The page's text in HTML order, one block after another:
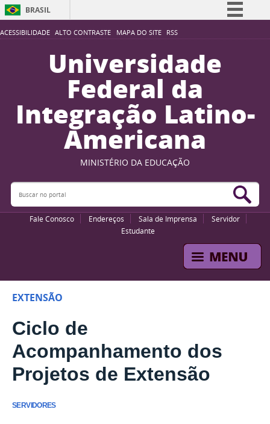
ACESSIBILIDADE ALTO CONTRASTE MAPA DO SITE RSS
BRASIL
Simplifique!
Participe
Acesso à informação
Legislação
Canais
Universidade
Federal da
Integração Latino-
Americana
MINISTÉRIO DA EDUCAÇÃO
Buscar no portal
Fale Conosco Endereços Sala de Imprensa
Servidor
Estudante
EXTENSÃO
Ciclo de
Acompanhamento dos
Projetos de Extensão
SERVIDORES